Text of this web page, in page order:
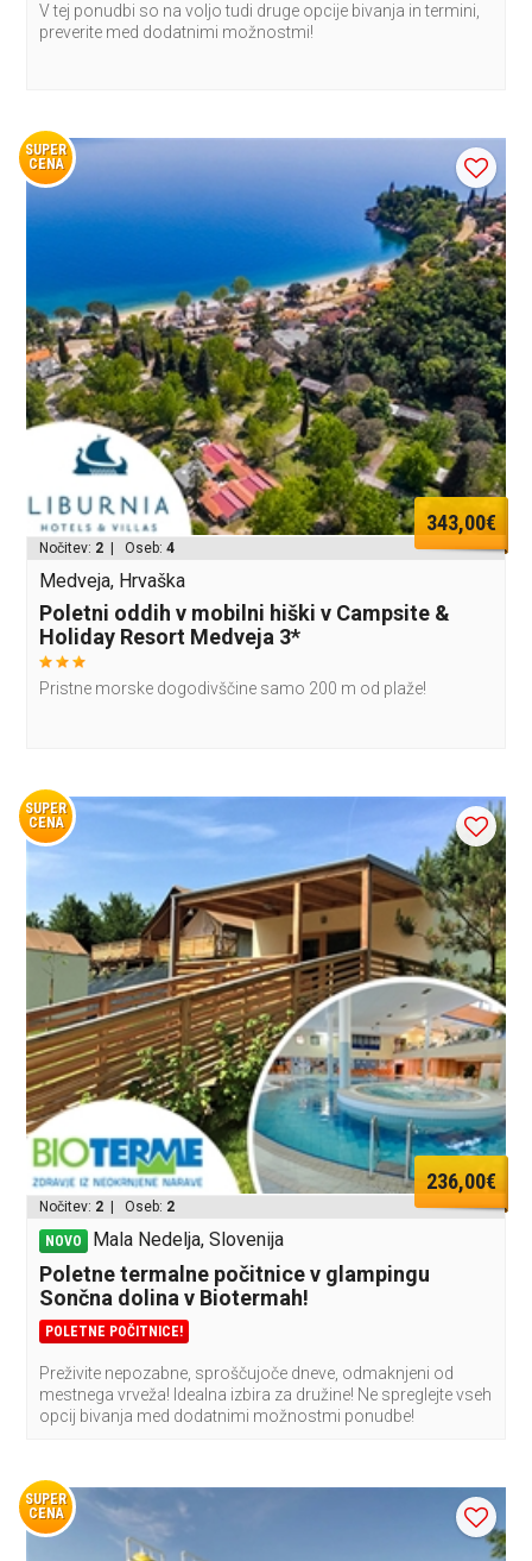
V tej ponudbi so na voljo tudi druge opcije bivanja in termini,
preverite med dodatnimi možnostmi!
SUPER
CENA
343,00€
Nočitev: 2 | Oseb:4
Medveja, Hrvaška
Poletni oddih v mobilni hiški v Campsite &
Holiday Resort Medveja 3*
Pristne morske dogodivščine samo 200 m od plaže!
SUPER
CENA
236,00€
Nočitev: 2 | Oseb: 2
NOVO Mala Nedelja, Slovenija
Poletne termalne počitnice v glampingu
Sončna dolina v Biotermah!
POLETNE POČITNICE!
Preživite nepozabne, sproščujoče dneve, odmaknjeni od
mestnega vrveža! Idealna izbira za družine! Ne spreglejte vseh
opcij bivanja med dodatnimi možnostmi ponudbe!
SUPER
CENA